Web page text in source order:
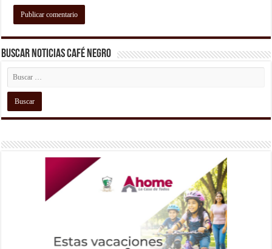
Buscar Noticias Café Negro